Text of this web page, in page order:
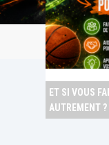
ET SI VOUS
AUTREMENT ?